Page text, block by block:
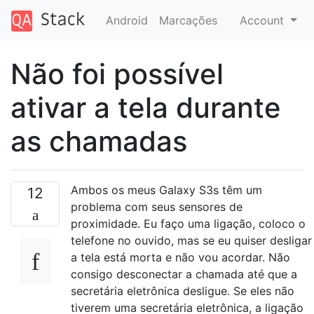
Android Marcações Account
Não foi possível
ativar a tela durante
as chamadas
12
Ambos os meus Galaxy S3s têm um
problema com seus sensores de
proximidade. Eu faço uma ligação, coloco o
telefone no ouvido, mas se eu quiser desligar
a tela está morta e não vou acordar. Não
consigo desconectar a chamada até que a
secretária eletrônica desligue. Se eles não
tiverem uma secretária eletrônica, a ligação